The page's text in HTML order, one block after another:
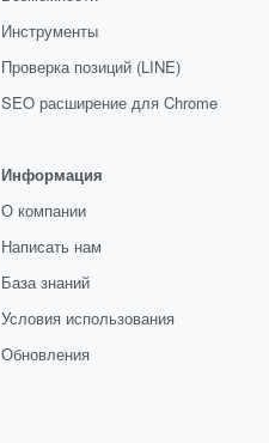
Инструменты
Проверка позиций (LINE)
SEO расширение для Chrome
Информация
О компании
Написать нам
База знаний
Условия использования
Обновления